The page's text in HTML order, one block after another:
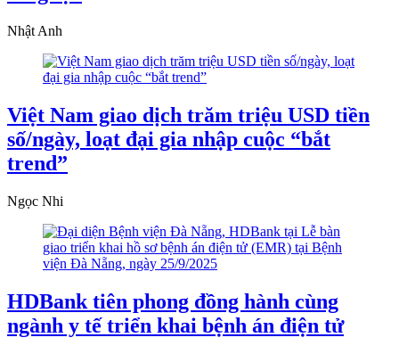
Nhật Anh
Việt Nam giao dịch trăm triệu USD tiền
số/ngày, loạt đại gia nhập cuộc “bắt
trend”
Ngọc Nhi
HDBank tiên phong đồng hành cùng
ngành y tế triển khai bệnh án điện tử